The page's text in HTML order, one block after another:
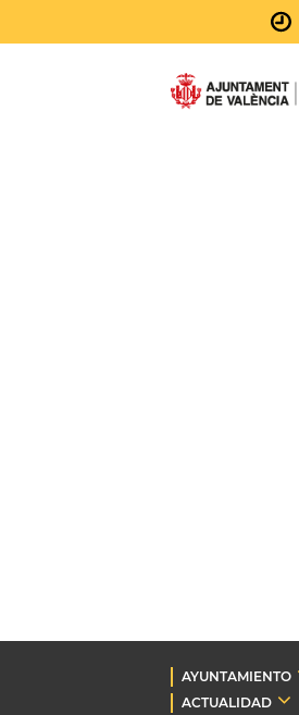
AYUNTAMIENTO
ACTUALIDAD